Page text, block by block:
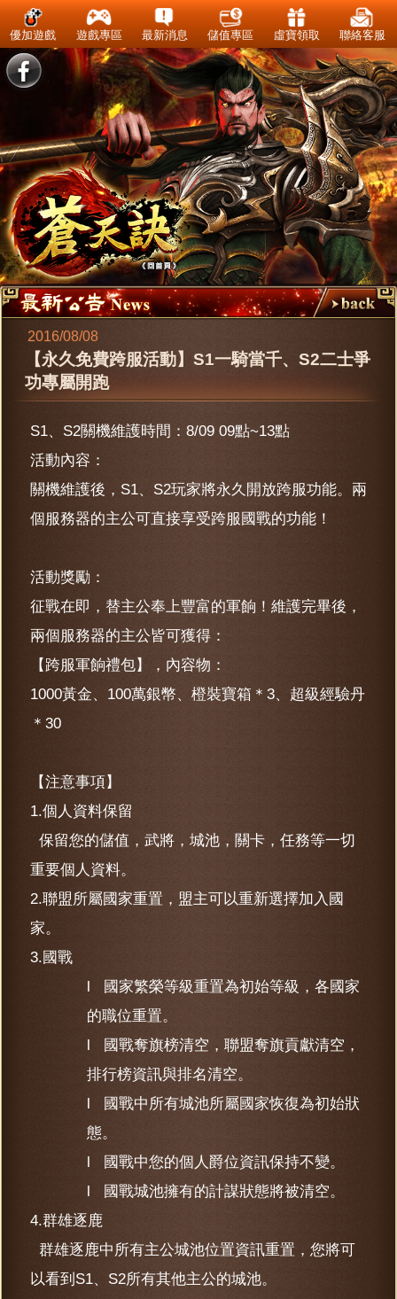
優加遊戲 遊戲專區 最新消息 儲值專區 虛寶領取 聯絡客服
2016/08/08
【永久免費跨服活動】S1一騎當千、S2二士爭
功專屬開跑
S1、S2關機維護時間：8/09 09點~13點
活動內容：
關機維護後，S1、S2玩家將永久開放跨服功能。兩
個服務器的主公可直接享受跨服國戰的功能！
活動獎勵：
征戰在即，替主公奉上豐富的軍餉！維護完畢後，
兩個服務器的主公皆可獲得：
【跨服軍餉禮包】，內容物：
1000黃金、100萬銀幣、橙裝寶箱＊3、超級經驗丹
＊30
【注意事項】
1.個人資料保留
保留您的儲值，武將，城池，關卡，任務等一切
重要個人資料。
2.聯盟所屬國家重置，盟主可以重新選擇加入國
家。
3.國戰
l 國家繁榮等級重置為初始等級，各國家
的職位重置。
l 國戰奪旗榜清空，聯盟奪旗貢獻清空，
排行榜資訊與排名清空。
l 國戰中所有城池所屬國家恢復為初始狀
態。
l 國戰中您的個人爵位資訊保持不變。
l 國戰城池擁有的計謀狀態將被清空。
4.群雄逐鹿
群雄逐鹿中所有主公城池位置資訊重置，您將可
以看到S1、S2所有其他主公的城池。